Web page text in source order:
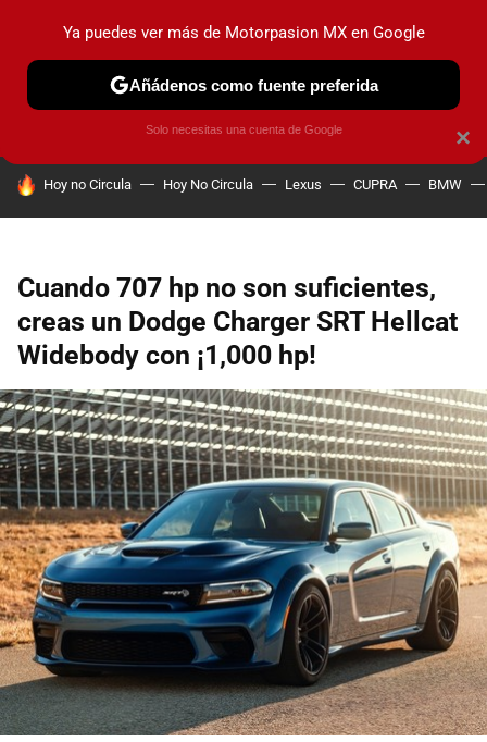
PRUEBAS INDUSTRIA HOY NO CIRCULA
HOY SE HABLA DE
Hoy no Circula Hoy No Circula Lexus CUPRA BMW
Cuando 707 hp no son suficientes,
creas un Dodge Charger SRT Hellcat
Widebody con ¡1,000 hp!
×
Ya puedes ver más de Motorpasion MX en Google
Añádenos como fuente preferida
Solo necesitas una cuenta de Google